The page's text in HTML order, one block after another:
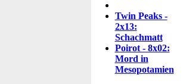
Twin Peaks -
2x13:
Schachmatt
Poirot - 8x02:
Mord in
Mesopotamien